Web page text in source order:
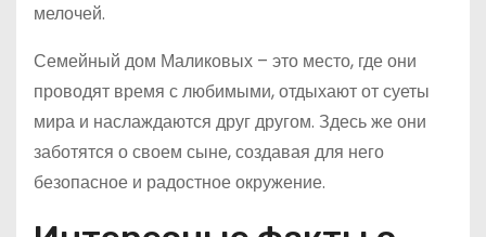
мелочей.
Семейный дом Маликовых – это место, где они
проводят время с любимыми, отдыхают от суеты
мира и наслаждаются друг другом. Здесь же они
заботятся о своем сыне, создавая для него
безопасное и радостное окружение.